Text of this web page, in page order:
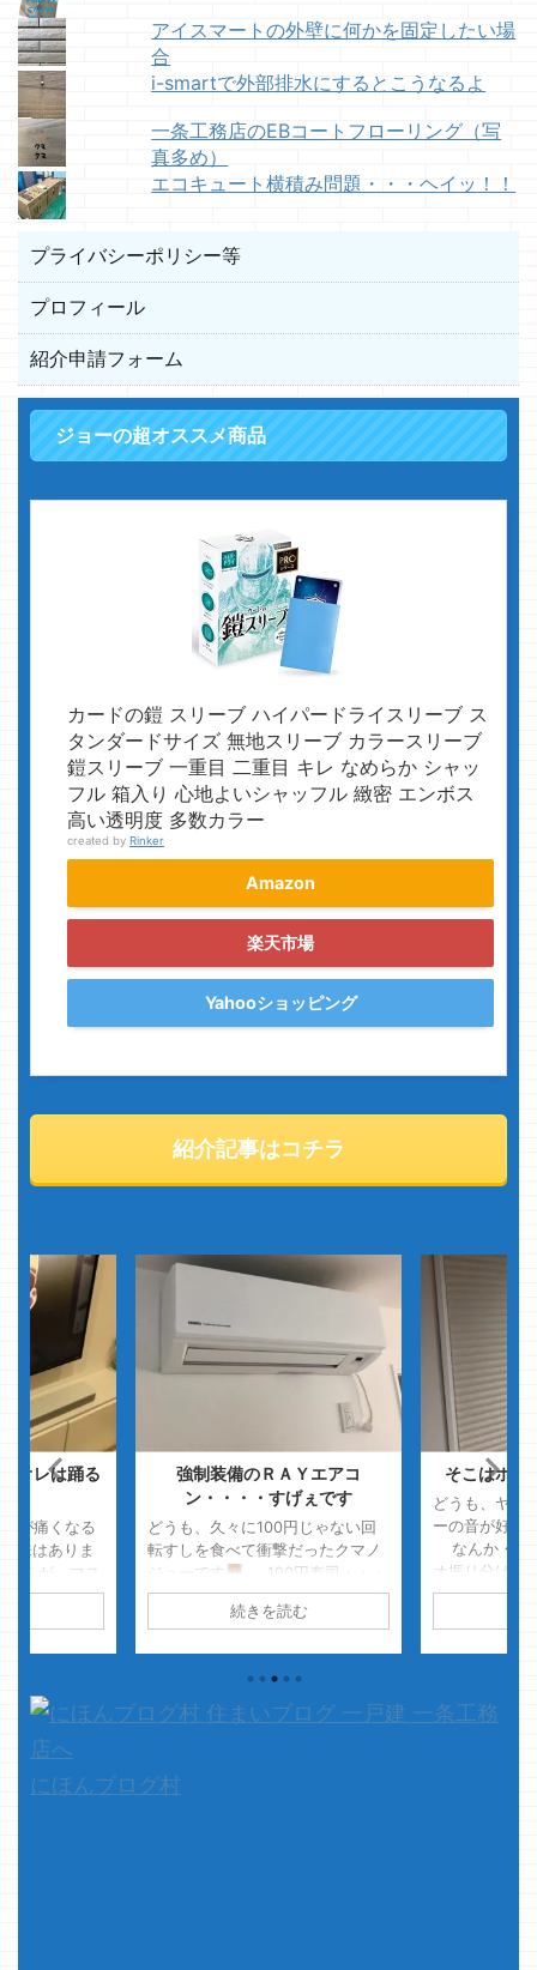
アイスマートの外壁に何かを固定したい場
合
i-smartで外部排水にするとこうなるよ
一条工務店のEBコートフローリング（写
真多め）
エコキュート横積み問題・・・ヘイッ！！
プライバシーポリシー等
プロフィール
紹介申請フォーム
ジョーの超オススメ商品
カードの鎧 スリーブ ハイパードライスリーブ ス
タンダードサイズ 無地スリーブ カラースリーブ
鎧スリーブ 一重目 二重目 キレ なめらか シャッ
フル 箱入り 心地よいシャッフル 緻密 エンボス
高い透明度 多数カラー
created by Rinker
Amazon
楽天市場
Yahooショッピング
紹介記事はコチラ
オレは踊る
が痛くなる
味はありま
んが、マス
の有無に関
頭痛くなる
ほどではあ
クイッとち
て、本題で
強制装備のＲＡＹエアコ
ン・・・・すげぇです
どうも、久々に100円じゃない回
転すしを食べて衝撃だったクマノ
ジョーです
100円寿司・・・
おいしいです
100円寿
司・・・好きでよく行きます
～チャメチャ美味いっ！！
寿司マジでメチャうめぇっ！！
続きを読む
そこはホコ
どうも、ヤマ
ーの音が好き
なんか・・
オ振り分けさ
いですけど
ていらっし
にほんブログ村